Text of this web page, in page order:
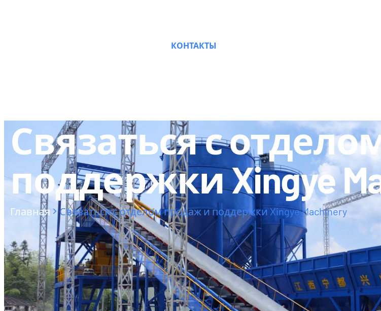
КОНТАКТЫ
Связаться с
поддержки Xingye
Главная Связаться с отделом продаж и поддержки Xingye Machinery